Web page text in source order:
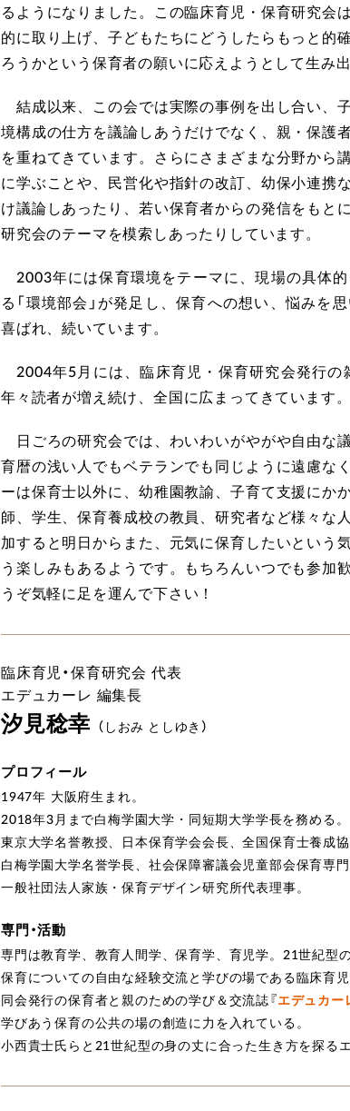
るようになりました。この臨床育児・保育研究会
的に取り上げ、子どもたちにどうしたらもっと的
ろうかという保育者の願いに応えようとして生み
結成以来、この会では実際の事例を出し合い、
境構成の仕方を議論しあうだけでなく、親・保護
を重ねてきています。さらにさまざまな分野から
に学ぶことや、民営化や指針の改訂、幼保小連携
け議論しあったり、若い保育者からの発信をもと
研究会のテーマを模索しあったりしています。
2003年には保育環境をテーマに、現場の具体
る「環境部会」が発足し、保育への想い、悩みを
喜ばれ、続いています。
2004年5月には、臨床育児・保育研究会発行の
年々読者が増え続け、全国に広まってきています。
日ごろの研究会では、わいわいがやがや自由な
育暦の浅い人でもベテランでも同じように遠慮な
ーは保育士以外に、幼稚園教諭、子育て支援にか
師、学生、保育養成校の教員、研究者など様々な
加すると明日からまた、元気に保育したいという
う楽しみもあるようです。もちろんいつでも参加
うぞ気軽に足を運んで下さい！
臨床育児・保育研究会 代表
エデュカーレ 編集長
汐見稔幸 （しおみ としゆき）
プロフィール
1947年 大阪府生まれ。
2018年3月まで白梅学園大学・同短期大学学長を務める。
東京大学名誉教授、日本保育学会会長、全国保育士養成協
白梅学園大学名誉学長、 社会保障審議会児童部会保育専門
一般社団法人家族・保育デザイン研究所代表理事。
専門・活動
専門は教育学、教育人間学、保育学、育児学。21世紀型
保育についての自由な経験交流と学びの場である臨床育
同会発行の保育者と親のための学び＆交流誌『 エデュカー
学びあう保育の公共の場の創造に力を入れている。
小西貴士氏らと21世紀型の身の丈に合った生き方を探るエ